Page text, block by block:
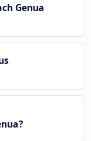
Genua